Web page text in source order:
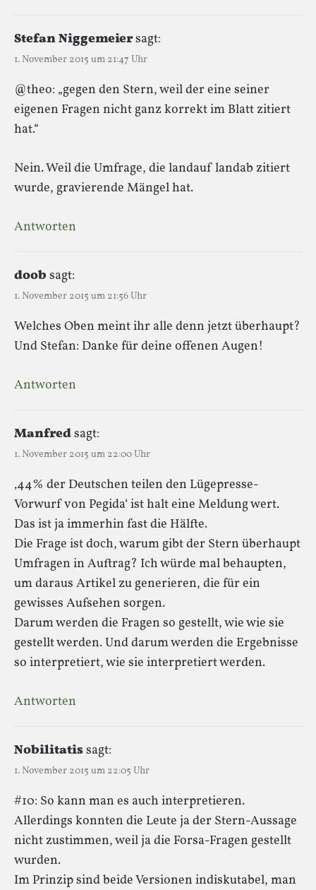
Stefan Niggemeiersagt:
1. November 2015 um 21:47 Uhr
@theo: „gegen den Stern, weil der eine seiner
eigenen Fragen nicht ganz korrekt im Blatt zitiert
hat.“
Nein. Weil die Umfrage, die landauf landab zitiert
wurde, gravierende Mängel hat.
Antworten
doob sagt:
1. November 2015 um 21:56 Uhr
Welches Oben meint ihr alle denn jetzt überhaupt?
Und Stefan: Danke für deine offenen Augen!
Antworten
Manfredsagt:
1. November 2015 um 22:00 Uhr
‚44% der Deutschen teilen den Lügepresse-
Vorwurf von Pegida‘ ist halt eine Meldung wert.
Das ist ja immerhin fast die Hälfte.
Die Frage ist doch, warum gibt der Stern überhaupt
Umfragen in Auftrag? Ich würde mal behaupten,
um daraus Artikel zu generieren, die für ein
gewisses Aufsehen sorgen.
Darum werden die Fragen so gestellt, wie wie sie
gestellt werden. Und darum werden die Ergebnisse
so interpretiert, wie sie interpretiert werden.
Antworten
Nobilitatissagt:
1. November 2015 um 22:05 Uhr
#10: So kann man es auch interpretieren.
Allerdings konnten die Leute ja der Stern-Aussage
nicht zustimmen, weil ja die Forsa-Fragen gestellt
wurden.
Im Prinzip sind beide Versionen indiskutabel, man